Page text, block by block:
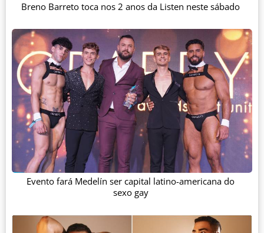
Breno Barreto toca nos 2 anos da Listen neste sábado
Evento fará Medelín ser capital latino-americana do
sexo gay